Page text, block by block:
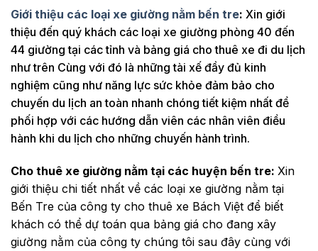
Giới thiệu các loại xe giường nằm bến tre: Xin giới
thiệu đến quý khách các loại xe giường phòng 40 đến
44 giường tại các tỉnh và bảng giá cho thuê xe đi du lịch
như trên Cùng với đó là những tài xế đầy đủ kinh
nghiệm cũng như năng lực sức khỏe đảm bảo cho
chuyến du lịch an toàn nhanh chóng tiết kiệm nhất để
phối hợp với các hướng dẫn viên các nhân viên điều
hành khi du lịch cho những chuyến hành trình.
Cho thuê xe giường nằm tại các huyện bến tre: Xin
giới thiệu chi tiết nhất về các loại xe giường nằm tại
Bến Tre của công ty cho thuê xe Bách Việt để biết
khách có thể dự toán qua bảng giá cho đang xây
giường nằm của công ty chúng tôi sau đây cùng với